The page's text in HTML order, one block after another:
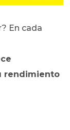
En cada
rendimiento